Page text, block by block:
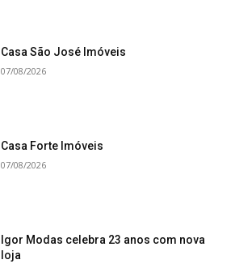
Casa São José Imóveis
07/08/2026
Casa Forte Imóveis
07/08/2026
Igor Modas celebra 23 anos com nova
loja